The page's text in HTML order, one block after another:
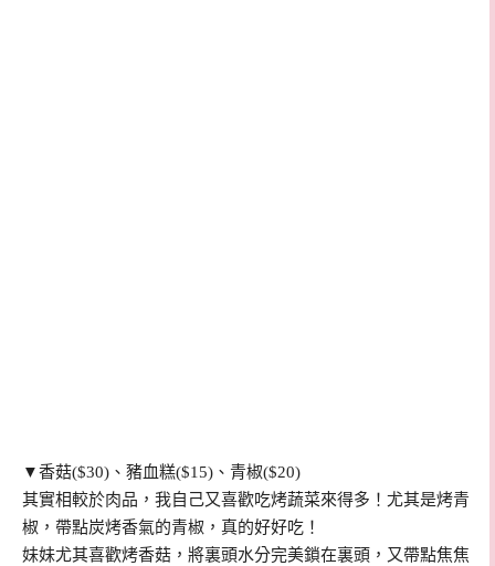
▼香菇($30)、 豬血糕($15)、 青椒($20)
其實相較於肉品，我自己又喜歡吃烤蔬菜來得多！尤其是烤青
椒，帶點炭烤香氣的青椒，真的好好吃！
妹妹尤其喜歡烤香菇，將裏頭水分完美鎖在裏頭，又帶點焦焦